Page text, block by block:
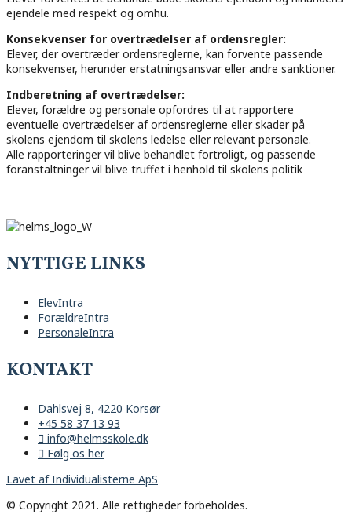
ejendele med respekt og omhu.
Konsekvenser for overtrædelser af ordensregler:
Elever, der overtræder ordensreglerne, kan forvente passende
konsekvenser, herunder erstatningsansvar eller andre sanktioner.
Indberetning af overtrædelser:
Elever, forældre og personale opfordres til at rapportere
eventuelle overtrædelser af ordensreglerne eller skader på
skolens ejendom til skolens ledelse eller relevant personale.
Alle rapporteringer vil blive behandlet fortroligt, og passende
foranstaltninger vil blive truffet i henhold til skolens politik
NYTTIGE LINKS
ElevIntra
ForældreIntra
PersonaleIntra
KONTAKT
Dahlsvej 8, 4220 Korsør
+45 58 37 13 93
info@helmsskole.dk
Følg os her
Lavet af Individualisterne ApS
© Copyright 2021. Alle rettigheder forbeholdes.